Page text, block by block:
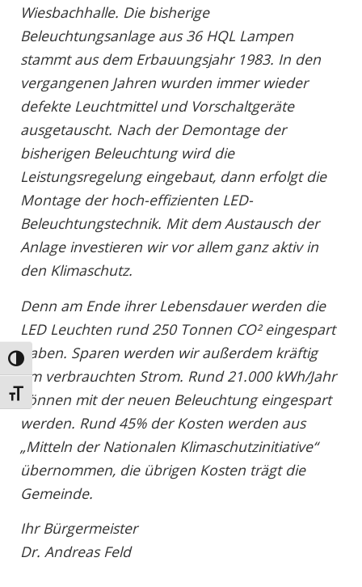
Umschalten auf hohe Kontraste
Schrift vergrößern
Wiesbachhalle. Die bisherige
Beleuchtungsanlage aus 36 HQL Lampen
stammt aus dem Erbauungsjahr 1983. In den
vergangenen Jahren wurden immer wieder
defekte Leuchtmittel und Vorschaltgeräte
ausgetauscht. Nach der Demontage der
bisherigen Beleuchtung wird die
Leistungsregelung eingebaut, dann erfolgt die
Montage der hoch-effizienten LED-
Beleuchtungstechnik. Mit dem Austausch der
Anlage investieren wir vor allem ganz aktiv in
den Klimaschutz.
Denn am Ende ihrer Lebensdauer werden die
LED Leuchten rund 250 Tonnen CO² eingespart
haben. Sparen werden wir außerdem kräftig
am verbrauchten Strom. Rund 21.000 kWh/Jahr
können mit der neuen Beleuchtung eingespart
werden. Rund 45% der Kosten werden aus
„Mitteln der Nationalen Klimaschutzinitiative“
übernommen, die übrigen Kosten trägt die
Gemeinde.
Ihr Bürgermeister
Dr. Andreas Feld